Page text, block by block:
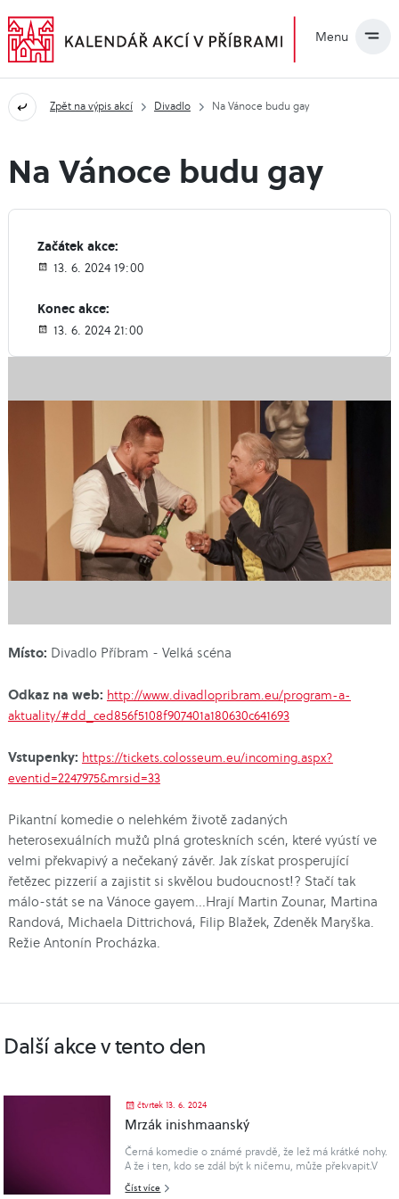
Menu
Zpět na výpis akcí Divadlo Na Vánoce budu gay
Na Vánoce budu gay
Začátek akce:
13. 6. 2024 19:00
Konec akce:
13. 6. 2024 21:00
Místo: Divadlo Příbram - Velká scéna
Odkaz na web: http://www.divadlopribram.eu/program-a-
aktuality/#dd_ced856f5108f907401a180630c641693
Vstupenky: https://tickets.colosseum.eu/incoming.aspx?
eventid=2247975&mrsid=33
Pikantní komedie o nelehkém životě zadaných
heterosexuálních mužů plná groteskních scén, které vyústí ve
velmi překvapivý a nečekaný závěr. Jak získat prosperující
řetězec pizzerií a zajistit si skvělou budoucnost!? Stačí tak
málo-stát se na Vánoce gayem...Hrají Martin Zounar, Martina
Randová, Michaela Dittrichová, Filip Blažek, Zdeněk Maryška.
Režie Antonín Procházka.
Další akce v tento den
čtvrtek 13. 6. 2024
Mrzák inishmaanský
Černá komedie o známé pravdě, že lež má krátké nohy.
A že i ten, kdo se zdál být k ničemu, může překvapit.V
malém krámku na jednom irském ostrově žijí a pracují
Eileen a Kate. Společnými silami se starají o fyzicky
Číst více